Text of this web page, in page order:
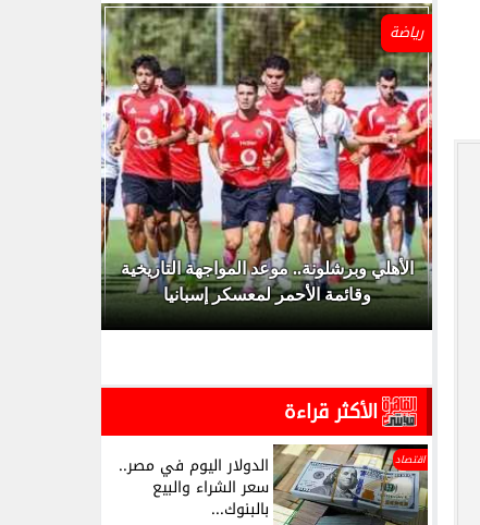
رياضة
الأهلي وبرشلونة.. موعد المواجهة التاريخية
وقائمة الأحمر لمعسكر إسبانيا
الأكثر قراءة
اقتصاد الدولار اليوم في مصر..
سعر الشراء والبيع
بالبنوك...